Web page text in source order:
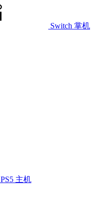
Switch 掌机
PS5 主机